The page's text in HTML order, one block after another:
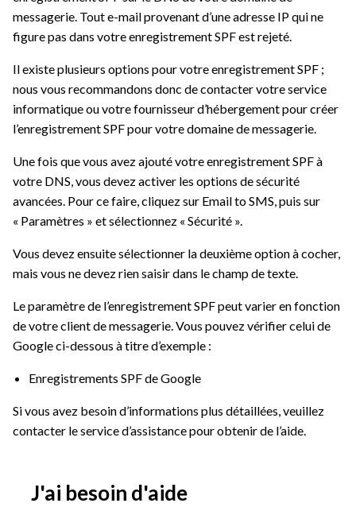
messagerie. Tout e-mail provenant d’une adresse IP qui ne
figure pas dans votre enregistrement SPF est rejeté.
Il existe plusieurs options pour votre enregistrement SPF ;
nous vous recommandons donc de contacter votre service
informatique ou votre fournisseur d’hébergement pour créer
l’enregistrement SPF pour votre domaine de messagerie.
Une fois que vous avez ajouté votre enregistrement SPF à
votre DNS, vous devez activer les options de sécurité
avancées. Pour ce faire, cliquez sur Email to SMS, puis sur
« Paramètres » et sélectionnez « Sécurité ».
Vous devez ensuite sélectionner la deuxième option à cocher,
mais vous ne devez rien saisir dans le champ de texte.
Le paramètre de l’enregistrement SPF peut varier en fonction
de votre client de messagerie. Vous pouvez vérifier celui de
Google ci-dessous à titre d’exemple :
Enregistrements SPF de Google
Si vous avez besoin d’informations plus détaillées, veuillez
contacter le service d’assistance pour obtenir de l’aide.
J'ai besoin d'aide